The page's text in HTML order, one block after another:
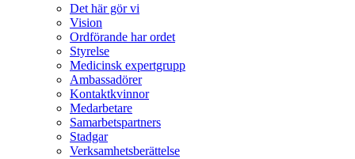
Det här gör vi
Vision
Ordförande har ordet
Styrelse
Medicinsk expertgrupp
Ambassadörer
Kontaktkvinnor
Medarbetare
Samarbetspartners
Stadgar
Verksamhetsberättelse